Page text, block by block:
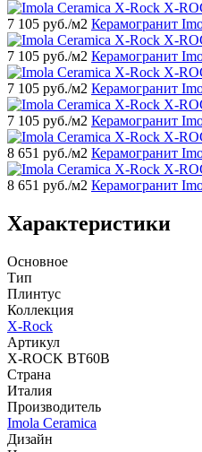
7 105 руб./м2 Керамогранит
7 105 руб./м2 Керамогранит
7 105 руб./м2 Керамогранит
7 105 руб./м2 Керамогранит
8 651 руб./м2 Керамогранит
8 651 руб./м2 Керамогранит
Характеристики
Основное
Тип
Плинтус
Коллекция
X-Rock
Артикул
X-ROCK BT60B
Страна
Италия
Производитель
Imola Ceramica
Дизайн